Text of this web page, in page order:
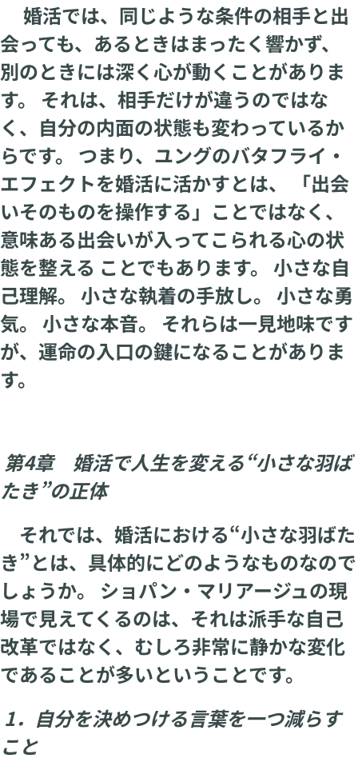
婚活では、同じような条件の相手と出
会っても、あるときはまったく響かず、
別のときには深く心が動くことがありま
す。 それは、相手だけが違うのではな
く、自分の内面の状態も変わっているか
らです。 つまり、ユングのバタフライ・
エフェクトを婚活に活かすとは、 「出会
いそのものを操作する」ことではなく、
意味ある出会いが入ってこられる心の状
態を整える ことでもあります。 小さな自
己理解。 小さな執着の手放し。 小さな勇
気。 小さな本音。 それらは一見地味です
が、運命の入口の鍵になることがありま
す。
第4章 婚活で人生を変える“小さな羽ば
たき”の正体
それでは、婚活における“小さな羽ばた
き”とは、具体的にどのようなものなので
しょうか。 ショパン・マリアージュの現
場で見えてくるのは、それは派手な自己
改革ではなく、むしろ非常に静かな変化
であることが多いということです。
1．自分を決めつける言葉を一つ減らす
こと